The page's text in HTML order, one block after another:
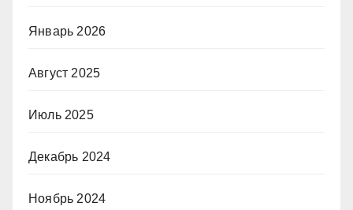
Январь 2026
Август 2025
Июль 2025
Декабрь 2024
Ноябрь 2024